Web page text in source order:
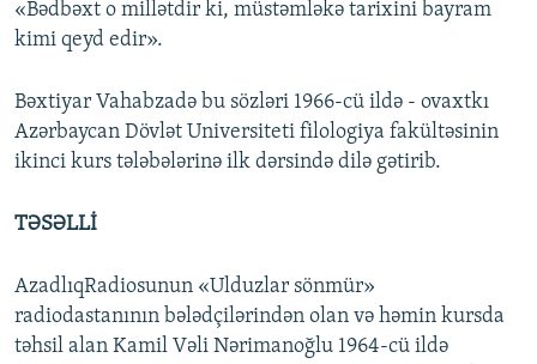
«Bədbəxt o millətdir ki, müstəmləkə tarixini bayram
kimi qeyd edir».
Bəxtiyar Vahabzadə bu sözləri 1966-cü ildə - ovaxtkı
Azərbaycan Dövlət Universiteti filologiya fakültəsinin
ikinci kurs tələbələrinə ilk dərsində dilə gətirib.
TƏSƏLLİ
AzadlıqRadiosunun «Ulduzlar sönmür»
radiodastanının bələdçilərindən olan və həmin kursda
təhsil alan Kamil Vəli Nərimanoğlu 1964-cü ildə